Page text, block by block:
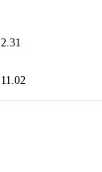
2.31
11.02